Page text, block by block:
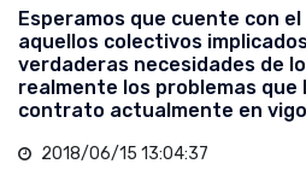
Esperamos que cuente con
aquellos colectivos
verdaderas necesidades de
realmente los problemas que
contrato actualmente en
2018/06/15 13:04:37